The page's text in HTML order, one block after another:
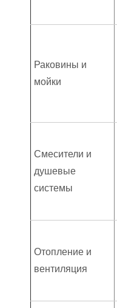
Раковины и
мойки
Смесители и
душевые
системы
Отопление и
вентиляция